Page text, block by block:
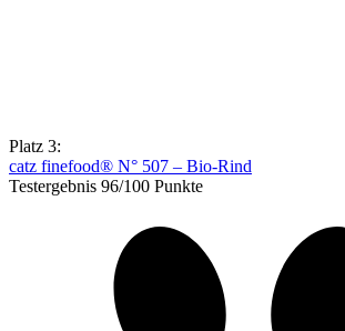
Platz 3:
catz finefood® N° 507 – Bio-Rind
Testergebnis 96/100 Punkte